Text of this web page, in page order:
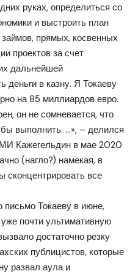
руках, определиться со
и выстроить план
прямых, косвенных
проектов за счет
дальнейшей
деньги в казну. Я Токаеву
на 85 миллиардов евро.
он не сомневается, что
выполнить. …», – делился
Кажегельдин в мае 2020
(нагло?) намекая, в
сконцентрировать все
Токаеву в июне,
почти ультимативную
достаточно резку
публицистов, которые
развал аула и